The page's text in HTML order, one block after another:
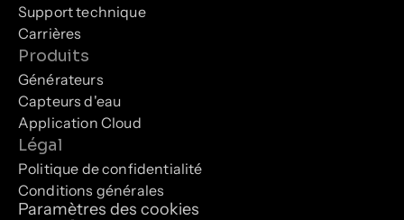
Support technique
Carrières
Produits
Générateurs
Capteurs d'eau
Application Cloud
Légal
Politique de confidentialité
Conditions générales
Paramètres des cookies